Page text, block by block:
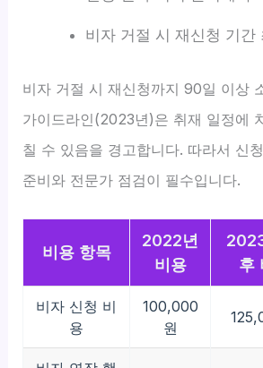
비자 거절 시 재신청 기
비자 거절 시 재신청까지 90일 이상
가이드라인(2023년)은 취재 일정에
칠 수 있음을 경고합니다. 따라서 신
준비와 전문가 점검이 필수입니다.
비용 항목
2022년
비용
후
비자 신청 비
용
100,000
원